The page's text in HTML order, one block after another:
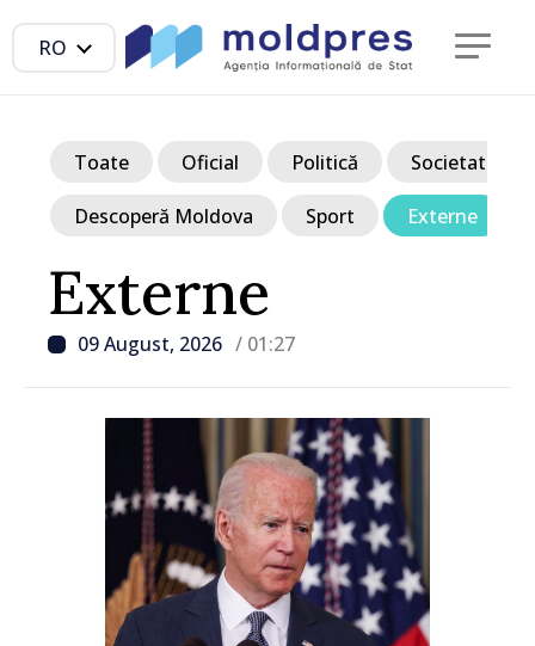
RO
Externe
09 August, 2026 / 01:27
Toate Oficial Politică Societate
Descoperă Moldova Sport Externe